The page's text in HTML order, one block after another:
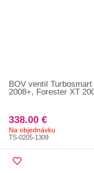
BOV ventil
2008+, Forester XT
338.00 €
Na objednávku
TS-0205-1309